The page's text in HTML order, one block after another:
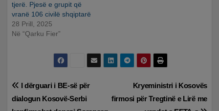
tjerë. Pjesë e grupit që
vranë 106 civilë shqiptarë
28 Prill, 2025
Në “Qarku Fier”
Lëvizje
Kryeministri i Kosovës
firmosi për Tregtinë e Lirë me
I dërguari i BE-së për
dialogun Kosovë-Serbi